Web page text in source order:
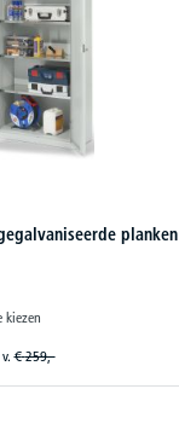
planken
v.€ 259,-